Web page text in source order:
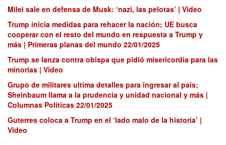
Milei sale en defensa de Musk: ‘nazi, las pelotas’ | Video
Trump inicia medidas para rehacer la nación; UE busca
cooperar con el resto del mundo en respuesta a Trump y
más | Primeras planas del mundo 22/01/2025
Trump se lanza contra obispa que pidió misericordia para las
minorías | Video
Grupo de militares ultima detalles para ingresar al país;
Sheinbaum llama a la prudencia y unidad nacional y más |
Columnas Políticas 22/01/2025
Guterres coloca a Trump en el ‘lado malo de la historia’ |
Video